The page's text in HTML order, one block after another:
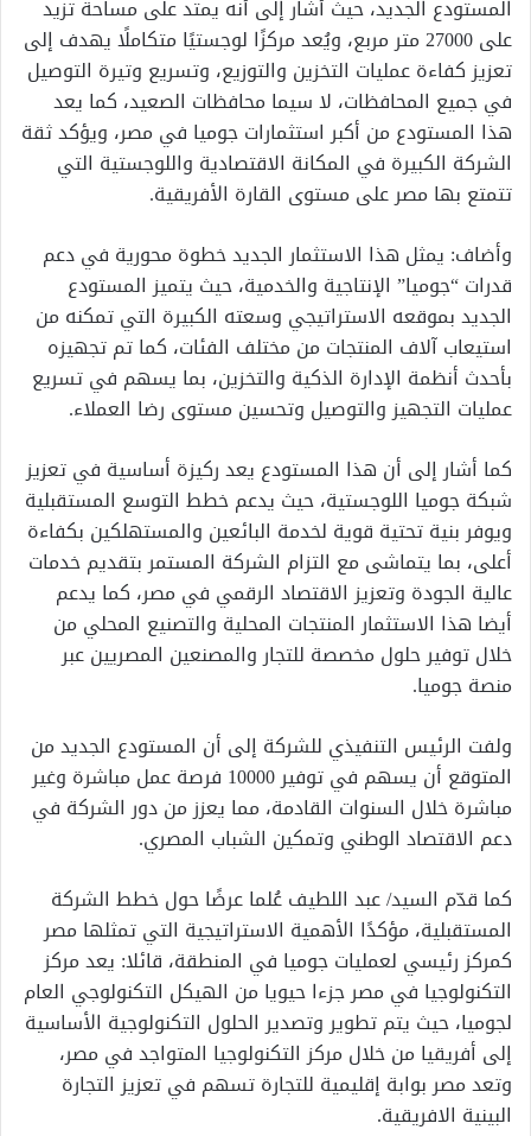
المستودع الجديد، حيث أشار إلى أنه يمتد على مساحة تزيد
على 27000 متر مربع، ويُعد مركزًا لوجستيًا متكاملًا يهدف إلى
تعزيز كفاءة عمليات التخزين والتوزيع، وتسريع وتيرة التوصيل
في جميع المحافظات، لا سيما محافظات الصعيد، كما يعد
هذا المستودع من أكبر استثمارات جوميا في مصر، ويؤكد ثقة
الشركة الكبيرة في المكانة الاقتصادية واللوجستية التي
تتمتع بها مصر على مستوى القارة الأفريقية.
وأضاف: يمثل هذا الاستثمار الجديد خطوة محورية في دعم
قدرات “جوميا” الإنتاجية والخدمية، حيث يتميز المستودع
الجديد بموقعه الاستراتيجي وسعته الكبيرة التي تمكنه من
استيعاب آلاف المنتجات من مختلف الفئات، كما تم تجهيزه
بأحدث أنظمة الإدارة الذكية والتخزين، بما يسهم في تسريع
عمليات التجهيز والتوصيل وتحسين مستوى رضا العملاء.
كما أشار إلى أن هذا المستودع يعد ركيزة أساسية في تعزيز
شبكة جوميا اللوجستية، حيث يدعم خطط التوسع المستقبلية
ويوفر بنية تحتية قوية لخدمة البائعين والمستهلكين بكفاءة
أعلى، بما يتماشى مع التزام الشركة المستمر بتقديم خدمات
عالية الجودة وتعزيز الاقتصاد الرقمي في مصر، كما يدعم
أيضا هذا الاستثمار المنتجات المحلية والتصنيع المحلي من
خلال توفير حلول مخصصة للتجار والمصنعين المصريين عبر
منصة جوميا.
ولفت الرئيس التنفيذي للشركة إلى أن المستودع الجديد من
المتوقع أن يسهم في توفير 10000 فرصة عمل مباشرة وغير
مباشرة خلال السنوات القادمة، مما يعزز من دور الشركة في
دعم الاقتصاد الوطني وتمكين الشباب المصري.
كما قدّم السيد/ عبد اللطيف عُلما عرضًا حول خطط الشركة
المستقبلية، مؤكدًا الأهمية الاستراتيجية التي تمثلها مصر
كمركز رئيسي لعمليات جوميا في المنطقة، قائلا: يعد مركز
التكنولوجيا في مصر جزءا حيويا من الهيكل التكنولوجي العام
لجوميا، حيث يتم تطوير وتصدير الحلول التكنولوجية الأساسية
إلى أفريقيا من خلال مركز التكنولوجيا المتواجد في مصر،
وتعد مصر بوابة إقليمية للتجارة تسهم في تعزيز التجارة
البينية الافريقية.